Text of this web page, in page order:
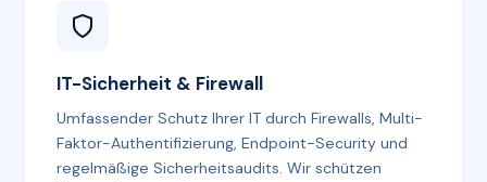
IT-Sicherheit & Firewall
Umfassender Schutz Ihrer IT durch Firewalls, Multi-
Faktor-Authentifizierung, Endpoint-Security und
regelmäßige Sicherheitsaudits. Wir schützen